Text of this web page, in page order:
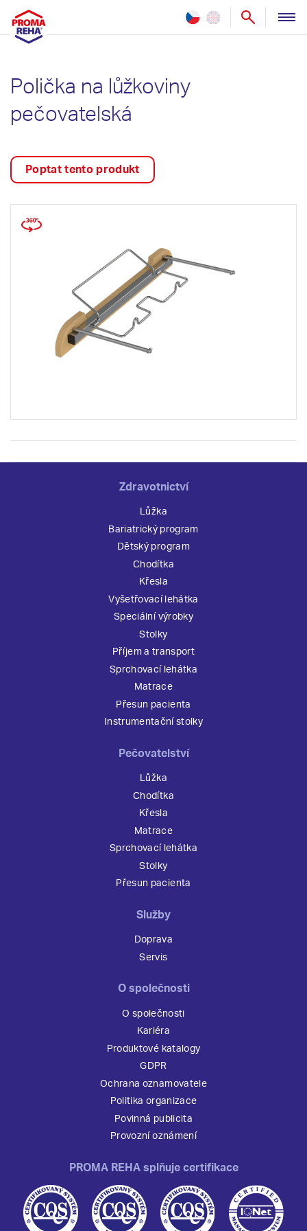
PEČOVATELSTVÍ
NOVINKY
SLUŽBY
Polička na lůžkoviny
pečovatelská
Poptat tento produkt
Zdravotnictví
Lůžka
Bariatrický program
Dětský program
Chodítka
Křesla
Vyšetřovací lehátka
Speciální výrobky
Stolky
Příjem a transport
Sprchovací lehátka
Matrace
Přesun pacienta
Instrumentační stolky
Pečovatelství
Lůžka
Chodítka
Křesla
Matrace
Sprchovací lehátka
Stolky
Přesun pacienta
Služby
Doprava
Servis
O společnosti
O společnosti
Kariéra
Produktové katalogy
GDPR
Ochrana oznamovatele
Politika organizace
Povinná publicita
Provozní oznámení
PROMA REHA splňuje certifikace